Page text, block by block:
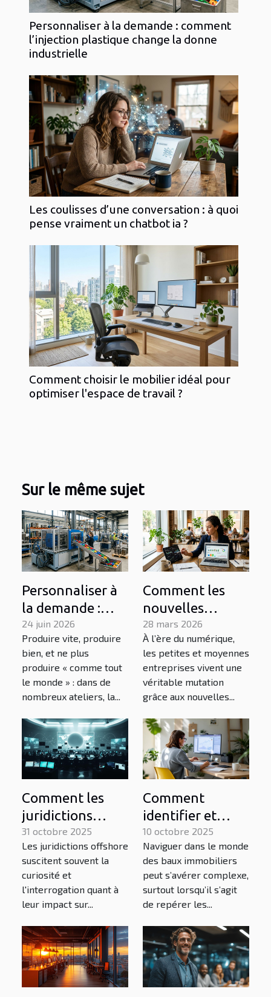
Personnaliser à la demande : comment
l’injection plastique change la donne
industrielle
Les coulisses d’une conversation : à quoi
pense vraiment un chatbot ia ?
Comment choisir le mobilier idéal pour
optimiser l'espace de travail ?
Sur le même sujet
Personnaliser à
la demande :
comment
l’injection
plastique
change la donne
industrielle
24 juin 2026
Produire vite, produire
bien, et ne plus
produire « comme tout
le monde » : dans de
nombreux ateliers, la...
Comment les
nouvelles
technologies
transforment-
elles les PME ?
28 mars 2026
À l’ère du numérique,
les petites et moyennes
entreprises vivent une
véritable mutation
grâce aux nouvelles...
Comment les
juridictions
offshore
influencent-elles
l'économie
mondiale ?
31 octobre 2025
Les juridictions offshore
suscitent souvent la
curiosité et
l'interrogation quant à
leur impact sur...
Comment
identifier et
éviter les clauses
abusives dans un
bail ?
10 octobre 2025
Naviguer dans le monde
des baux immobiliers
peut s’avérer complexe,
surtout lorsqu’il s’agit
de repérer les...